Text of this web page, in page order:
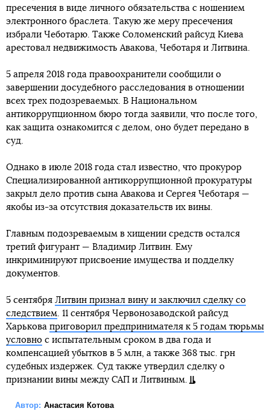
пресечения в виде личного обязательства с ношением
электронного браслета. Такую же меру пресечения
избрали Чеботарю. Также Соломенский райсуд Киева
арестовал недвижимость Авакова, Чеботаря и Литвина.
5 апреля 2018 года правоохранители сообщили о
завершении досудебного расследования в отношении
всех трех подозреваемых. В Национальном
антикоррупционном бюро тогда заявили, что после того,
как защита ознакомится с делом, оно будет передано в
суд.
Однако в июле 2018 года стал известно, что прокурор
Специализированной антикоррупционной прокуратуры
закрыл дело против сына Авакова и Сергея Чеботаря —
якобы из-за отсутствия доказательств их вины.
Главным подозреваемым в хищении средств остался
третий фигурант — Владимир Литвин. Ему
инкриминируют присвоение имущества и подделку
документов.
5 сентября Литвин признал вину и заключил сделку со
следствием. 11 сентября Червонозаводской райсуд
Харькова приговорил предпринимателя к 5 годам тюрьмы
условно с испытательным сроком в два года и
компенсацией убытков в 5 млн, а также 368 тыс. грн
судебных издержек. Суд также утвердил сделку о
признании вины между САП и Литвиным.
Автор: Анастасия Котова